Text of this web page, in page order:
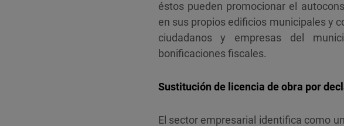
éstos pueden promocionar el
en sus propios edificios municipales y
ciudadanos y empresas del
bonificaciones fiscales.
Sustitución de licencia de obra por
El sector empresarial identifica como